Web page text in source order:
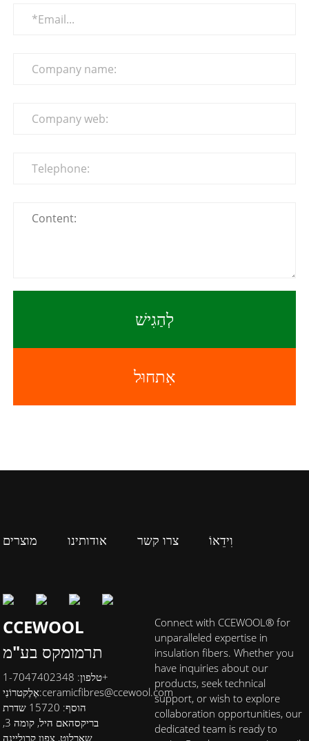
לְהַגִישׁ
אִתחוּל
מוצרים אודותינו צרו קשר וִידֵאוֹ
CCEWOOL
תרמומקס בע"מ
טלפון: 1-7047402348+
אֶלֶקטרוֹנִי:ceramicfibres@ccewool.com
הוסף: 15720 שדרת
בריקסהאם היל, קומה 3,
שארלוט, צפון קרוליינה
Connect with CCEWOOL® for
unparalleled expertise in
insulation fibers. Whether you
have inquiries about our
products, seek technical
support, or wish to explore
collaboration opportunities, our
dedicated team is ready to